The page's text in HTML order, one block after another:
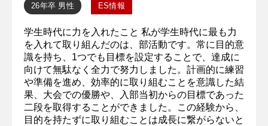
26年卒 男性 ES情報
学生時代に力を入れたこと 私が学生時代に最も力
を入れて取り組んだのは、部活動です。常に目的意
識を持ち、1つでも目標を設定することで、達成に
向けて無駄なく全力で努力しました。計画的に練習
や準備を進め、効率的に取り組むことを意識した結
果、大会での優勝や、入部当初からの目標であった
二段を取得することができました。この経験から、
目的を持たずに取り組むことは成長に繋がらないと